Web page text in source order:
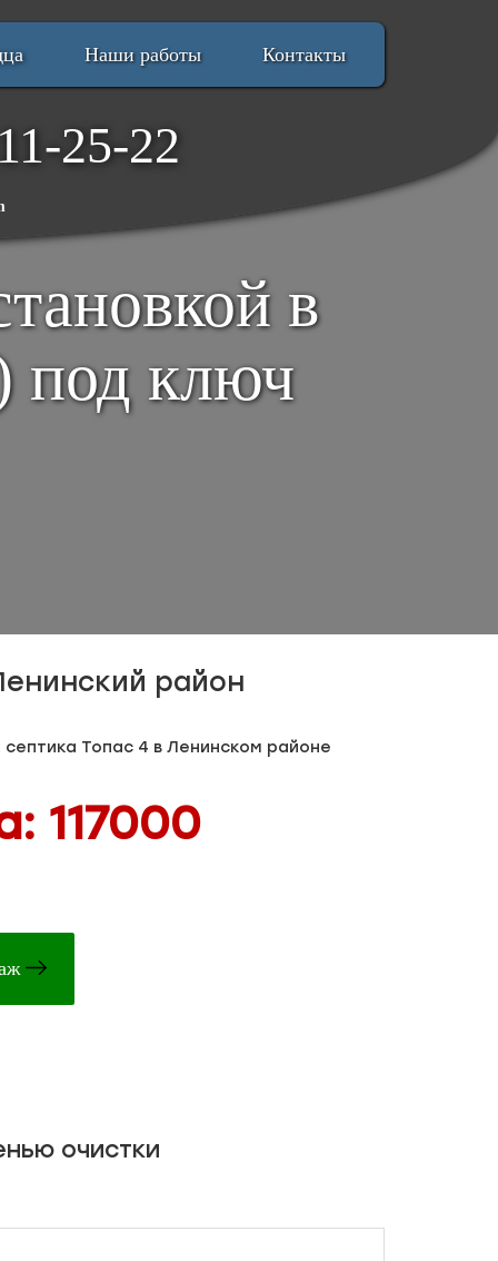
Наши работы Контакты
25-22
в
под ключ
район
Топас 4 в Ленинском районе
117000
очистки